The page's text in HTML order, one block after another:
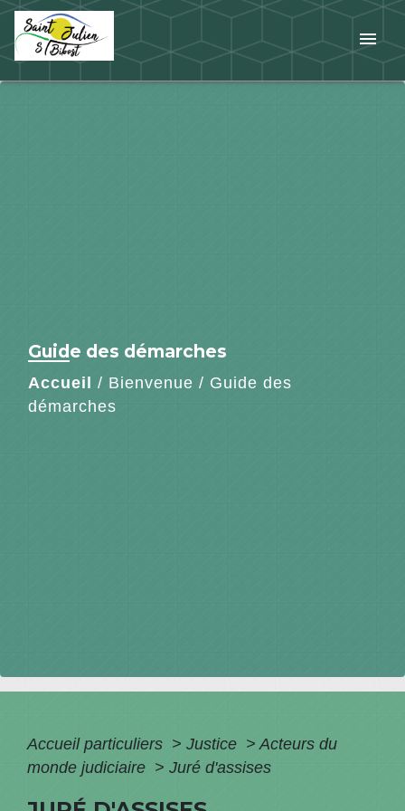
menu
Guide des démarches
Accueil / Bienvenue / Guide des
démarches
Accueil particuliers > Justice > Acteurs du
monde judiciaire > Juré d'assises